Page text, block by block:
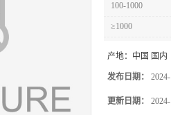
100-1000
≥1000
产地： 中国 国内
发布日期：
更新日期：